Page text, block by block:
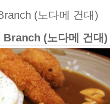
(노다메 건대)
(노다메 건대)